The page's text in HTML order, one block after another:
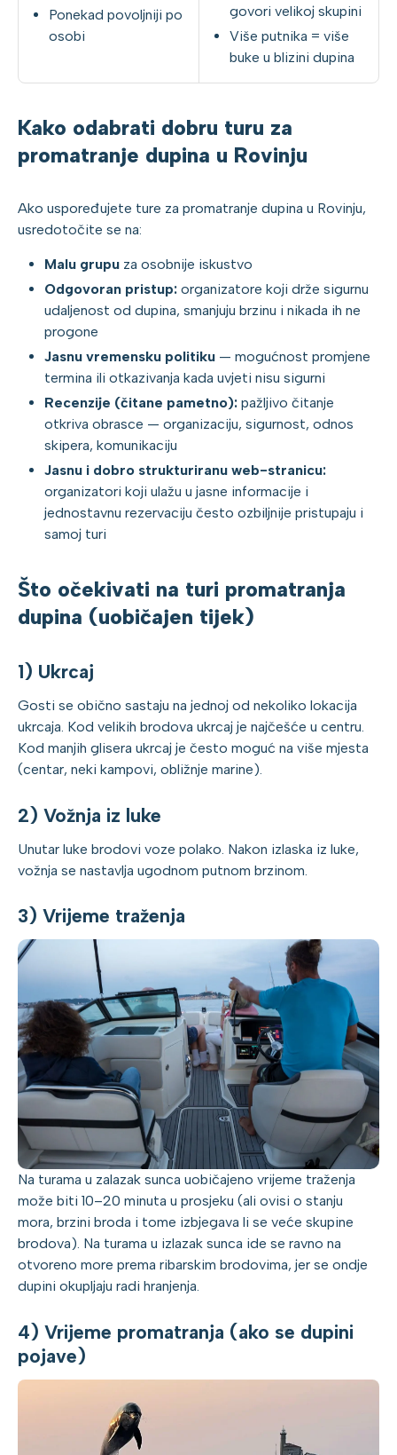
Ponekad povoljniji po
osobi
govori velikoj skupini
Više putnika = više
buke u blizini dupina
Kako odabrati dobru turu za
promatranje dupina u Rovinju
Ako uspoređujete ture za promatranje dupina u Rovinju,
usredotočite se na:
Malu grupu za osobnije iskustvo
Odgovoran pristup: organizatore koji drže sigurnu
udaljenost od dupina, smanjuju brzinu i nikada ih ne
progone
Jasnu vremensku politiku — mogućnost promjene
termina ili otkazivanja kada uvjeti nisu sigurni
Recenzije (čitane pametno): pažljivo čitanje
otkriva obrasce — organizaciju, sigurnost, odnos
skipera, komunikaciju
Jasnu i dobro strukturiranu web-stranicu:
organizatori koji ulažu u jasne informacije i
jednostavnu rezervaciju često ozbiljnije pristupaju i
samoj turi
Što očekivati na turi promatranja
dupina (uobičajen tijek)
1) Ukrcaj
Gosti se obično sastaju na jednoj od nekoliko lokacija
ukrcaja. Kod velikih brodova ukrcaj je najčešće u centru.
Kod manjih glisera ukrcaj je često moguć na više mjesta
(centar, neki kampovi, obližnje marine).
2) Vožnja iz luke
Unutar luke brodovi voze polako. Nakon izlaska iz luke,
vožnja se nastavlja ugodnom putnom brzinom.
3) Vrijeme traženja
Na turama u zalazak sunca uobičajeno vrijeme traženja
može biti 10–20 minuta u prosjeku (ali ovisi o stanju
mora, brzini broda i tome izbjegava li se veće skupine
brodova). Na turama u izlazak sunca ide se ravno na
otvoreno more prema ribarskim brodovima, jer se ondje
dupini okupljaju radi hranjenja.
4) Vrijeme promatranja (ako se dupini
pojave)